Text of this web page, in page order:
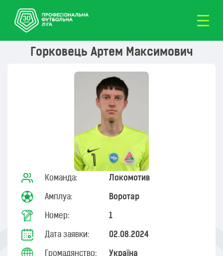
Горковець Артем Максимович
Команда: Локомотив
Амплуа: Воротар
Номер: 1
Дата заявки: 02.08.2024
Громадянство: Україна